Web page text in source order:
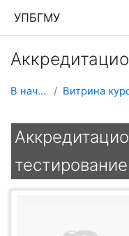
УПБГМУ
В начало
тестирование